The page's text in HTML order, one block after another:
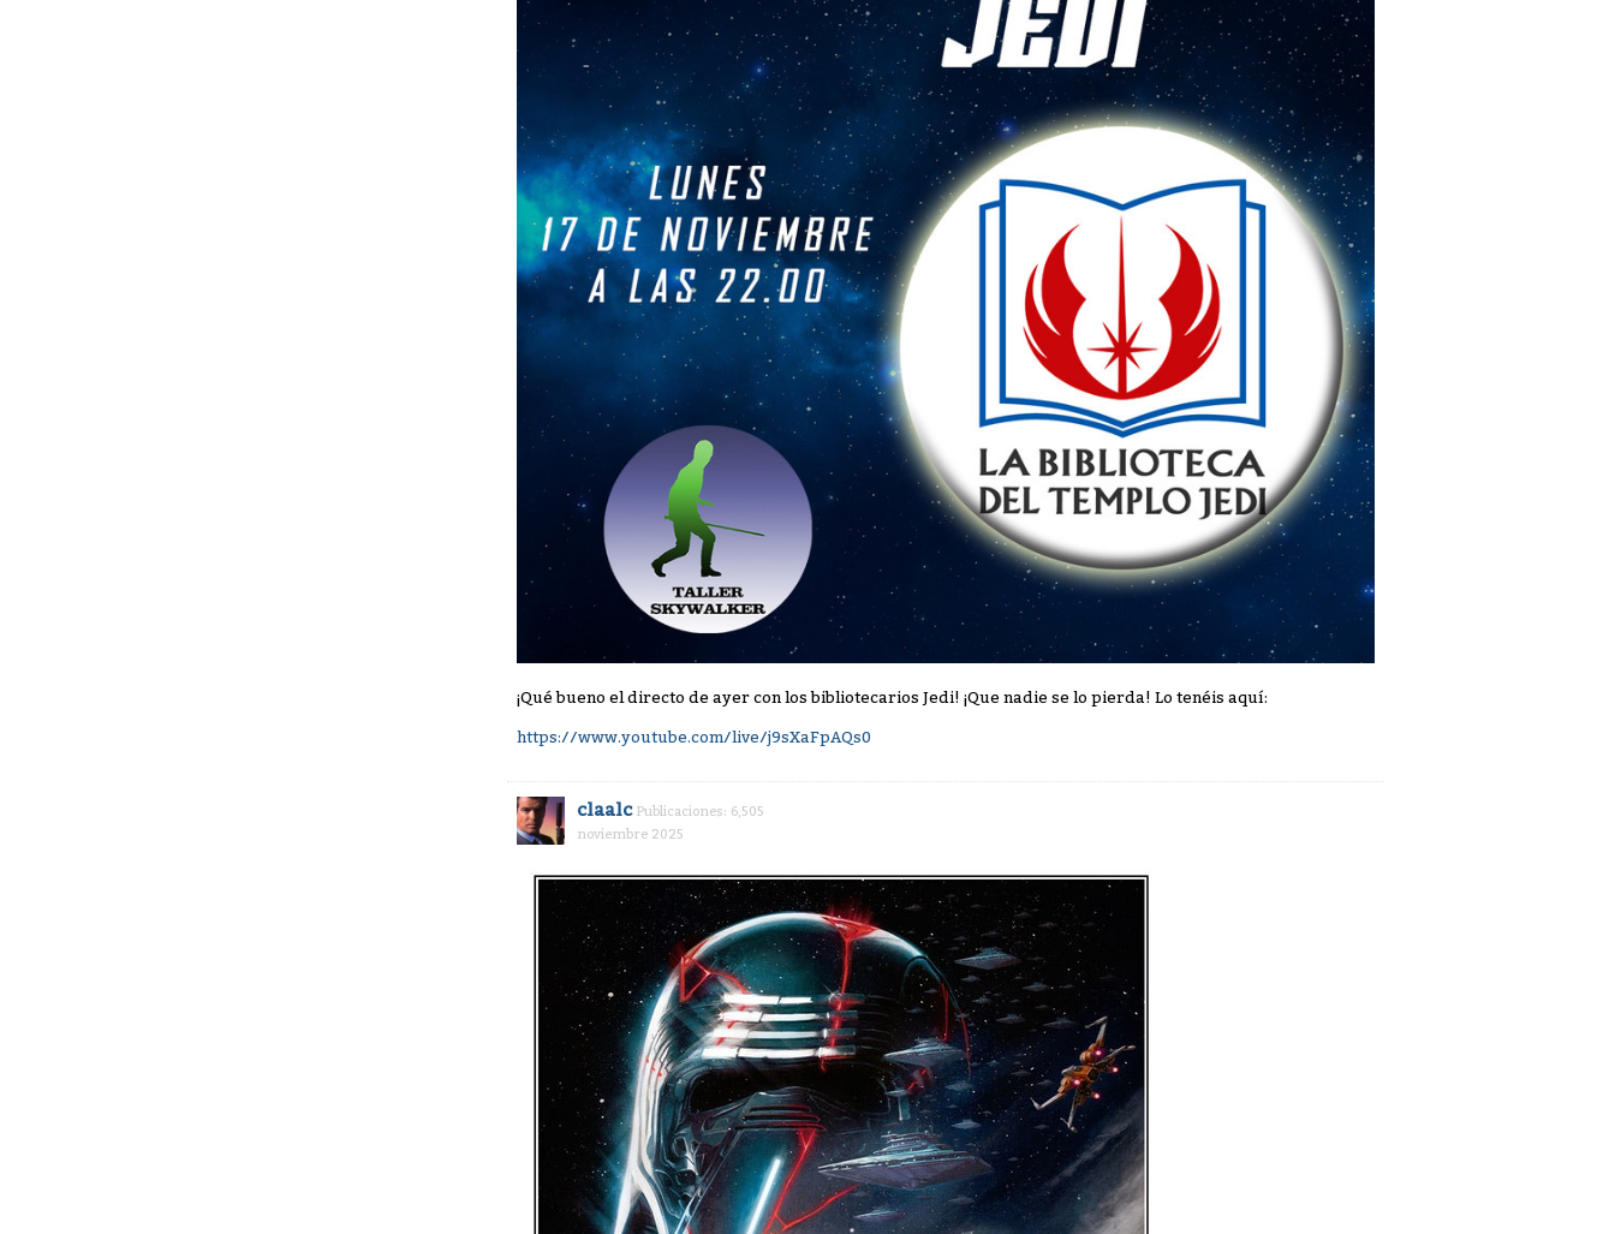
¡Qué bueno el directo de ayer con los bibliotecarios Jedi! ¡Que nadie se lo pierda! Lo tenéis aquí:
https://www.youtube.com/live/j9sXaFpAQs0
claalc Publicaciones: 6,505
noviembre 2025